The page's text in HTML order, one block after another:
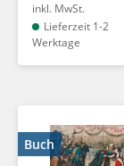
inkl. MwSt.
Lieferzeit 1-2
Werktage
Buch